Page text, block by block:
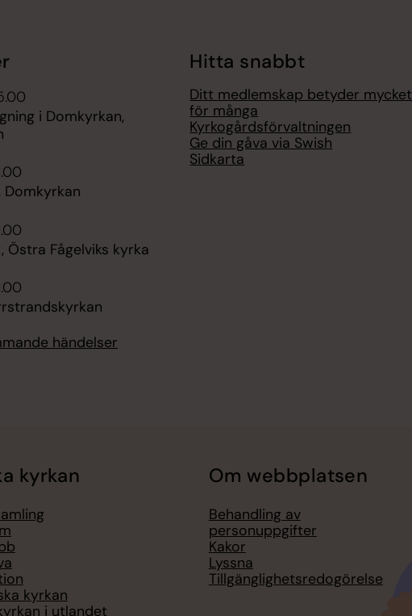
i Domkyrkan,
Domkyrkan
Östra Fågelviks kyrka
händelser
Hitta snabbt
Ditt medlemskap betyder mycket
för många
Kyrkogårdsförvaltningen
Ge din gåva via Swish
Sidkarta
kyrkan
kyrkan
i utlandet
Om webbplatsen
Behandling av
personuppgifter
Kakor
Lyssna
Tillgänglighetsredogörelse